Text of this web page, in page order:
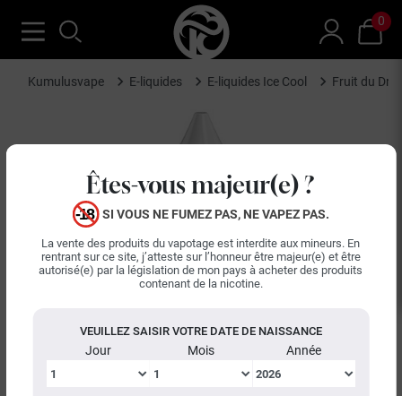
Êtes-vous majeur(e) ?
SI VOUS NE FUMEZ PAS, NE VAPEZ PAS.
La vente des produits du vapotage est interdite aux mineurs. En
rentrant sur ce site, j’atteste sur l’honneur être majeur(e) et être
autorisé(e) par la législation de mon pays à acheter des produits
contenant de la nicotine.
VEUILLEZ SAISIR VOTRE DATE DE NAISSANCE
Jour Mois Année
0
Kumulusvape E-liquides E-liquides Ice Cool Fruit du